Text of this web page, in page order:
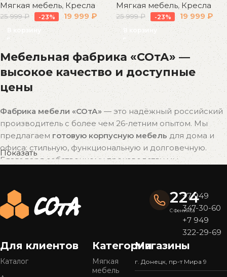
Мягкая мебель, Кресла
25 999₽ -23% 19 999 ₽
В корзину
Мягкая мебель, Кресла
25 999₽ -23% 19 999 ₽
В корзину
Мебельная фабрика «СОтА» —
высокое качество и доступные
цены
Фабрика мебели «СОтА» — это надёжный российский
производитель с более чем 26-летним опытом. Мы
предлагаем готовую корпусную мебель для дома и
офиса: стильную, функциональную и долговечную.
Благодаря собственному производству мы
Почему выбирают мебель «СОтА»?
У нас представлен
большой выбор мебелив
популярных стилях — от современного минимализма
до уютной классики. Готовые решения подойдут для
Показать
224
С Феникса
+7 949
347-30-60
+7 949
322-29-69
Для клиентов
Каталог
Категории
Мягкая
мебель
Магазины
г. Донецк, пр-т Мира 9